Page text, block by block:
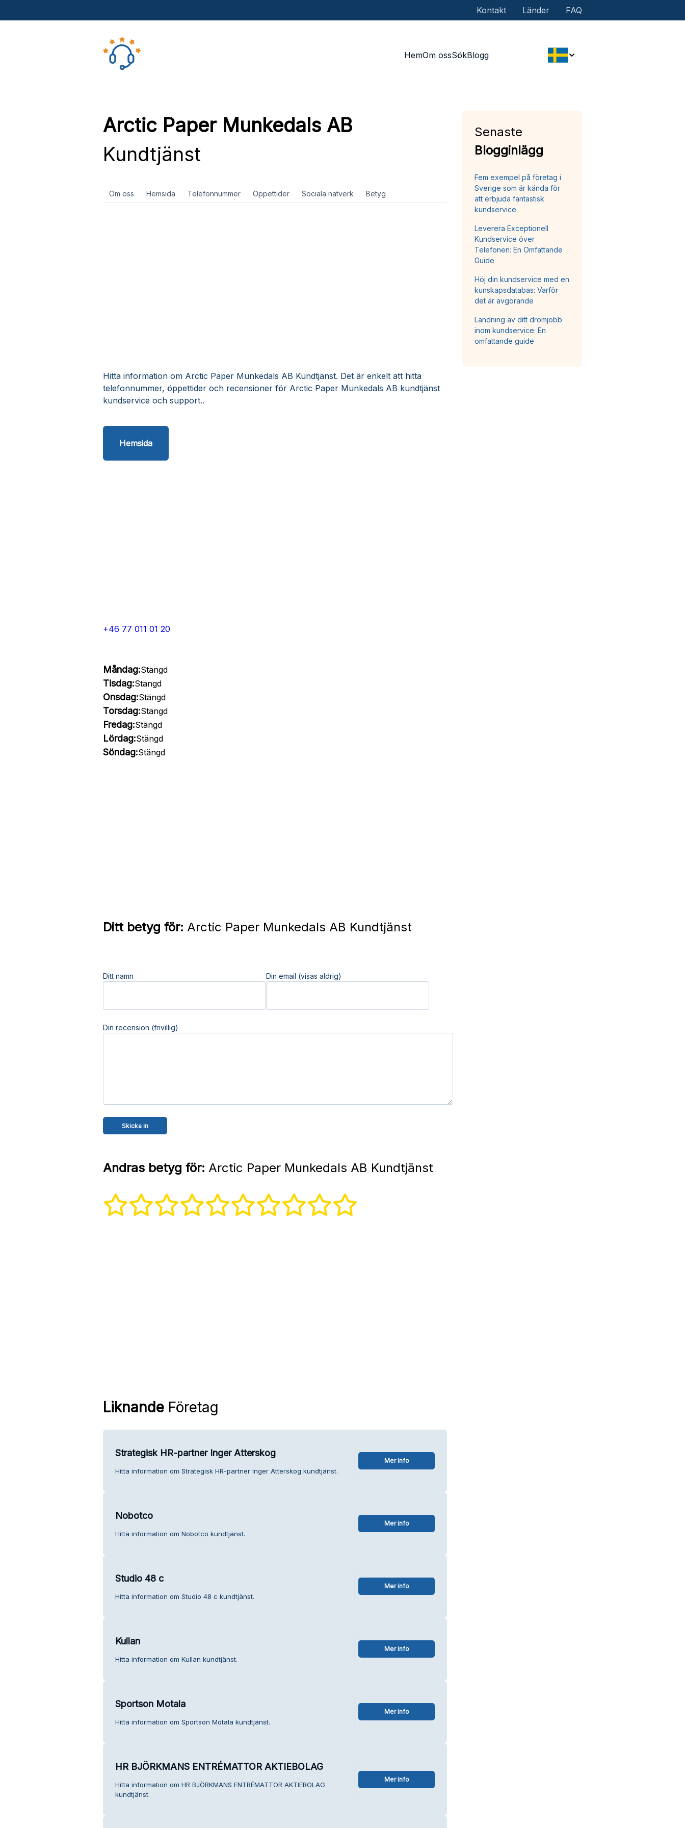
Kontakt Länder FAQ
HemOm ossSökBlogg
Arctic Paper Munkedals AB
Kundtjänst
Om oss Hemsida Telefonnummer Öppettider Sociala nätverk Betyg
Hitta information om Arctic Paper Munkedals AB Kundtjänst. Det är enkelt att hitta
telefonnummer, öppettider och recensioner för Arctic Paper Munkedals AB kundtjänst
kundservice och support..
Hemsida
+46 77 011 01 20
Måndag:Stängd
Tisdag:Stängd
Onsdag:Stängd
Torsdag:Stängd
Fredag:Stängd
Lördag:Stängd
Söndag:Stängd
Ditt betyg för: Arctic Paper Munkedals AB Kundtjänst
Ditt namn Din email (visas aldrig)
Din recension (frivillig)
Andras betyg för: Arctic Paper Munkedals AB Kundtjänst
LiknandeFöretag
Strategisk HR-partner Inger Atterskog
Hitta information om Strategisk HR-partner Inger Atterskog kundtjänst.
Mer info
Nobotco
Hitta information om Nobotco kundtjänst.
Mer info
Studio 48 c
Hitta information om Studio 48 c kundtjänst.
Mer info
Kullan
Hitta information om Kullan kundtjänst.
Mer info
Sportson Motala
Hitta information om Sportson Motala kundtjänst.
Mer info
HR BJÖRKMANS ENTRÉMATTOR AKTIEBOLAG
Hitta information om HR BJÖRKMANS ENTRÉMATTOR AKTIEBOLAG
kundtjänst.
Mer info
Senaste
Blogginlägg
Fem exempel på företag i
Sverige som är kända för
att erbjuda fantastisk
kundservice
Leverera Exceptionell
Kundservice över
Telefonen: En Omfattande
Guide
Höj din kundservice med en
kunskapsdatabas: Varför
det är avgörande
Landning av ditt drömjobb
inom kundservice: En
omfattande guide